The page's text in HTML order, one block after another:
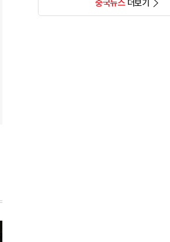
중국뉴스더보기